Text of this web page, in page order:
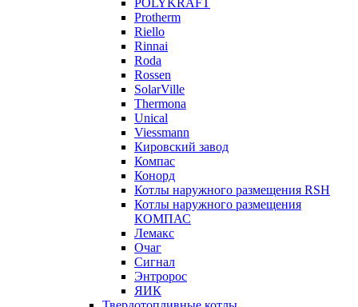
POLYKRAFT
Protherm
Riello
Rinnai
Roda
Rossen
SolarVille
Thermona
Unical
Viessmann
Кировский завод
Компас
Конорд
Котлы наружного размещения RSH
Котлы наружного размещения
КОМПАС
Лемакс
Очаг
Сигнал
Энтророс
ЯИК